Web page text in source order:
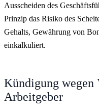
Ausscheiden des
Prinzip das Risiko des
Gehalts, Gewährung von
einkalkuliert.
Kündigung wegen
Arbeitgeber